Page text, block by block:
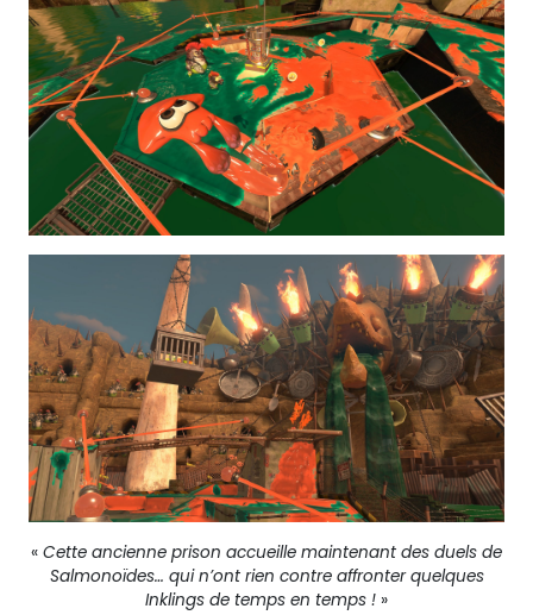
« Cette ancienne prison accueille maintenant des duels de
Salmonoïdes… qui n’ont rien contre affronter quelques
Inklings de temps en temps ! »